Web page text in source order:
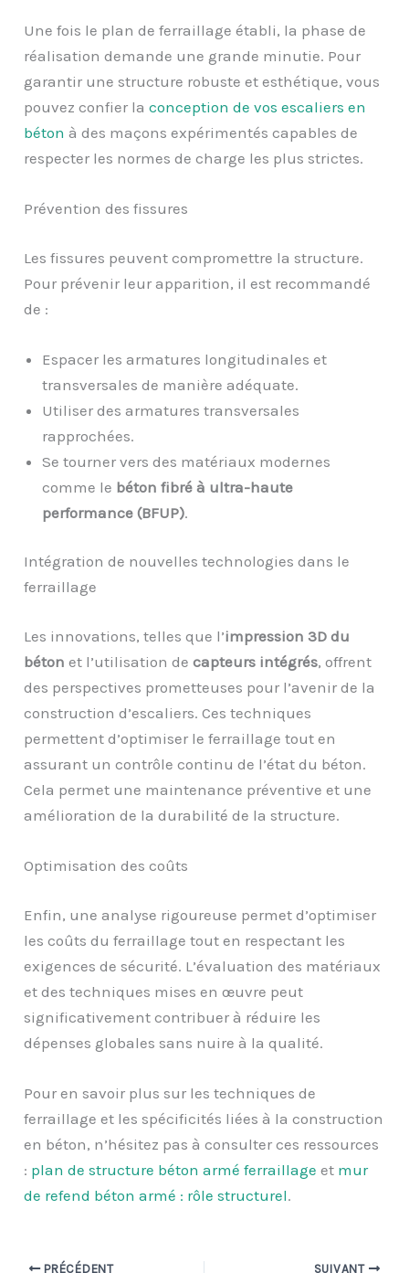
Une fois le plan de ferraillage établi, la phase de
réalisation demande une grande minutie. Pour
garantir une structure robuste et esthétique, vous
pouvez confier laconception de vos escaliers en
béton à des maçons expérimentés capables de
respecter les normes de charge les plus strictes.
Prévention des fissures
Les fissures peuvent compromettre la structure.
Pour prévenir leur apparition, il est recommandé
de :
Espacer les armatures longitudinales et
transversales de manière adéquate.
Utiliser des armatures transversales
rapprochées.
Se tourner vers des matériaux modernes
comme le béton fibré à ultra-haute
performance (BFUP).
Intégration de nouvelles technologies dans le
ferraillage
Les innovations, telles que l’impression 3D du
béton et l’utilisation decapteurs intégrés, offrent
des perspectives prometteuses pour l’avenir de la
construction d’escaliers. Ces techniques
permettent d’optimiser le ferraillage tout en
assurant un contrôle continu de l’état du béton.
Cela permet une maintenance préventive et une
amélioration de la durabilité de la structure.
Optimisation des coûts
Enfin, une analyse rigoureuse permet d’optimiser
les coûts du ferraillage tout en respectant les
exigences de sécurité. L’évaluation des matériaux
et des techniques mises en œuvre peut
significativement contribuer à réduire les
dépenses globales sans nuire à la qualité.
Pour en savoir plus sur les techniques de
ferraillage et les spécificités liées à la construction
en béton, n’hésitez pas à consulter ces ressources
: plan de structure béton armé ferraillage et mur
de refend béton armé : rôle structurel.
PRÉCÉDENT SUIVANT